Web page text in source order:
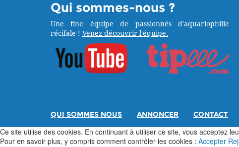
Qui sommes-nous ?
Une fine équipe de passionnés d'aquariophilie
récifale ! Venez découvrir l'équipe.
QUI SOMMES NOUS ANNONCER CONTACT
Ce site utilise des cookies. En continuant à utiliser ce site, vous acceptez
Pour en savoir plus, y compris comment contrôler les cookies : Accepter